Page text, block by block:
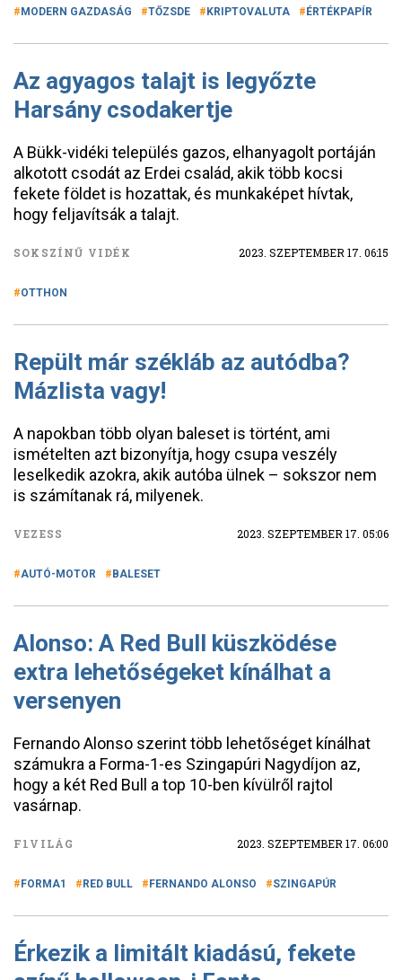
MODERN GAZDASÁG TŐZSDE KRIPTOVALUTA ÉRTÉKPAPÍR
Az agyagos talajt is legyőzte
Harsány csodakertje
A Bükk-vidéki település gazos, elhanyagolt portáján
alkotott csodát az Erdei család, akik több kocsi
fekete földet is hozattak, és munkaképet hívtak,
hogy feljavítsák a talajt.
SOKSZÍNŰ VIDÉK 2023. SZEPTEMBER 17. 06:15
OTTHON
Repült már székláb az autódba?
Mázlista vagy!
A napokban több olyan baleset is történt, ami
ismételten azt bizonyítja, hogy csupa veszély
leselkedik azokra, akik autóba ülnek – sokszor nem
is számítanak rá, milyenek.
VEZESS 2023. SZEPTEMBER 17. 05:06
AUTÓ-MOTOR BALESET
Alonso: A Red Bull küszködése
extra lehetőségeket kínálhat a
versenyen
Fernando Alonso szerint több lehetőséget kínálhat
számukra a Forma-1-es Szingapúri Nagydíjon az,
hogy a két Red Bull a top 10-ben kívülről rajtol
vasárnap.
F1VILÁG 2023. SZEPTEMBER 17. 06:00
FORMA1 RED BULL FERNANDO ALONSO SZINGAPÚR
Érkezik a limitált kiadású, fekete